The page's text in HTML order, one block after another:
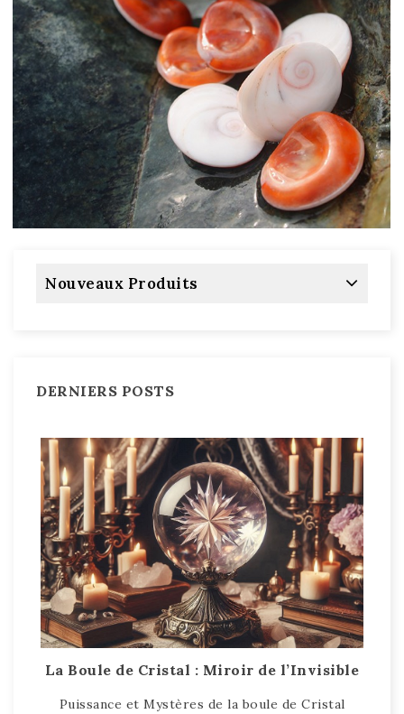
Nouveaux Produits
DERNIERS POSTS
La Boule de Cristal : Miroir de l’Invisible
Puissance et Mystères de la boule de Cristal